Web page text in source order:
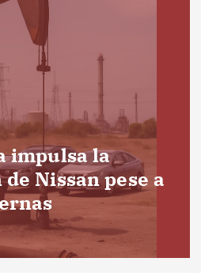
impulsa la
Nissan pese a